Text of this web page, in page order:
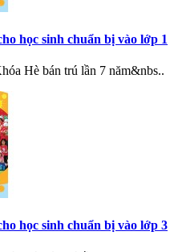
học sinh chuẩn bị vào lớp 1
Hè bán trú lần 7 năm&nbs..
học sinh chuẩn bị vào lớp 3